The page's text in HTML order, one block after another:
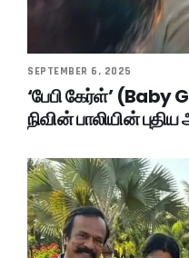
SEPTEMBER 6, 2025
‘பேபி கேர்ள்’ (Baby
நிவின் பாலியின் புதிய